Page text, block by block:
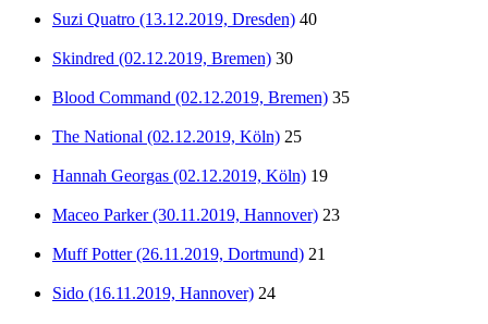
Suzi Quatro (13.12.2019, Dresden) 40
Skindred (02.12.2019, Bremen) 30
Blood Command (02.12.2019, Bremen) 35
The National (02.12.2019, Köln) 25
Hannah Georgas (02.12.2019, Köln) 19
Maceo Parker (30.11.2019, Hannover) 23
Muff Potter (26.11.2019, Dortmund) 21
Sido (16.11.2019, Hannover) 24